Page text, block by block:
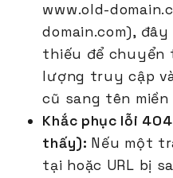
www.old-
domain.com),
thiếu để chuyển
lượng truy cập
cũ sang tên miền
Khắc phục lỗi
thấy): Nếu một
tại hoặc URL bị